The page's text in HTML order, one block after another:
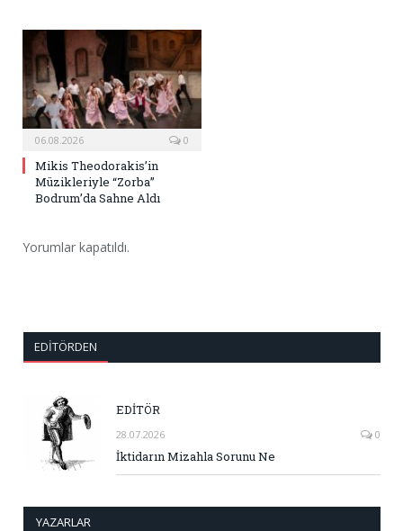
06.08.2026 0
Mikis Theodorakis’in
Müzikleriyle “Zorba”
Bodrum’da Sahne Aldı
Yorumlar kapatıldı.
EDITÖRDEN
EDİTÖR
28.07.2026 0
İktidarın Mizahla Sorunu Ne
YAZARLAR